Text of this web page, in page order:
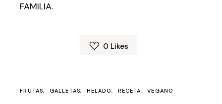
FAMILIA.
0 Likes
FRUTAS GALLETAS HELADO RECETA VEGANO